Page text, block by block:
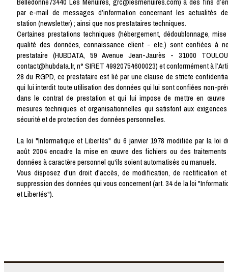
par e-mail de messages d’information concernant les actualités
station (newsletter) ; ainsi que nos prestataires techniques.
Certaines prestations techniques (hébergement, dédoublonnage,
qualité des données, connaissance client - etc.) sont confiées à
prestataire (HUBDATA, 59 Avenue Jean-Jaurès - 31000
contact@hubdata.fr, n° SIRET 49920754600023) et conformément à
28 du RGPD, ce prestataire est lié par une clause de stricte
qui lui interdit toute utilisation des données qui lui sont confiées non-
dans le contrat de prestation et qui lui impose de mettre en œuvre
mesures techniques et organisationnelles qui satisfont aux
sécurité et de protection des données personnelles.
La loi "Informatique et Libertés" du 6 janvier 1978 modifiée par la loi
août 2004 encadre la mise en œuvre des fichiers ou des
données à caractère personnel qu'ils soient automatisés ou manuels.
Vous disposez d'un droit d'accès, de modification, de rectification
suppression des données qui vous concernent (art. 34 de la loi
et Libertés").